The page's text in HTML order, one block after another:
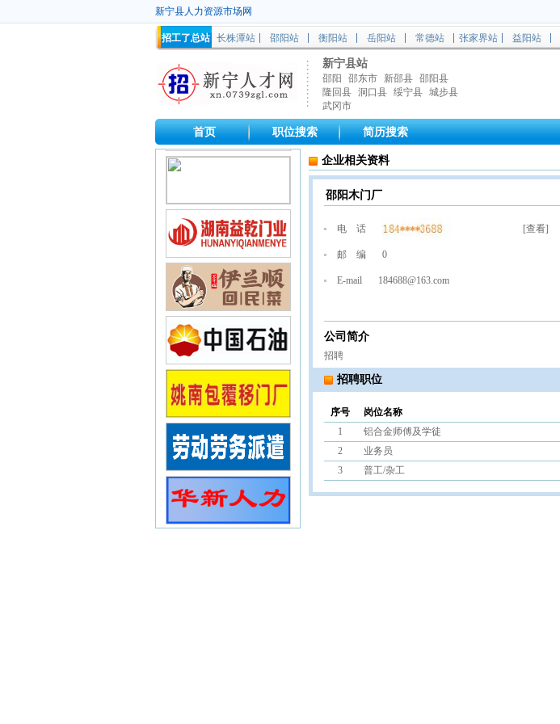
新宁县人力资源市场网
招工了总站 长株潭站 邵阳站 衡阳站 岳阳站 常德站 张家界站 益阳站
新宁县站
邵阳 邵东市 新邵县 邵阳县
隆回县 洞口县 绥宁县 城步县
武冈市
首页 职位搜索 简历搜索
企业相关资料
邵阳木门厂
电 话 [查看]
邮 编 0
E-mail 184688@163.com
公司简介
招聘
招聘职位
序号 岗位名称
1
铝合金师傅及学徒
2
业务员
3
普工/杂工